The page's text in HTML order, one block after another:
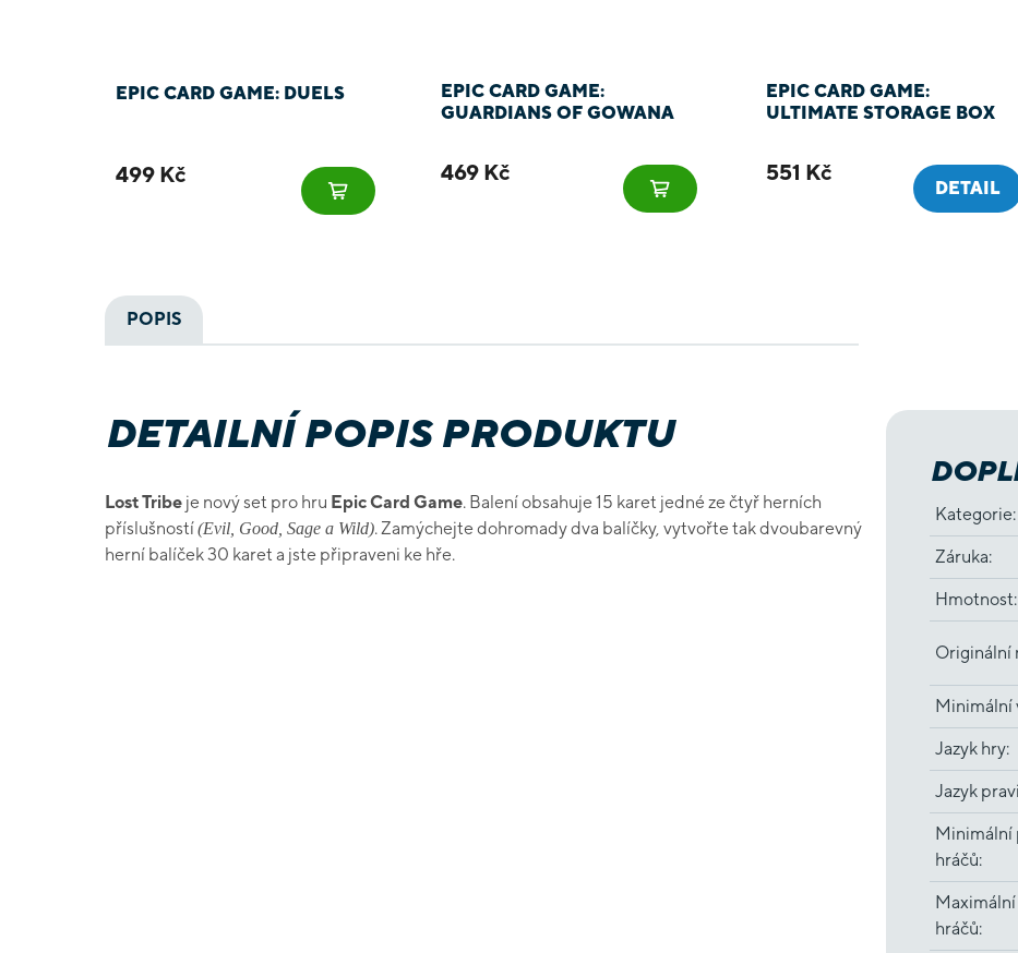
EPIC CARD GAME: DUELS
499 Kč
EPIC CARD GAME:
GUARDIANS OF GOWANA
469 Kč
EPIC CARD GAME:
ULTIMATE STORAGE BOX
551 Kč
DETAIL
POPIS
DETAILNÍ POPIS PRODUKTU
Lost Tribe je nový set pro hru Epic Card Game. Balení obsahuje 15 karet jedné ze čtyř herních
příslušností(Evil, Good, Sage a Wild). Zamýchejte dohromady dva balíčky, vytvořte tak dvoubarevný
herní balíček 30 karet a jste připraveni ke hře.
Kategorie:
Záruka:
Hmotnost:
Originální
Minimální
Jazyk hry:
Jazyk
Minimální
hráčů:
hráčů: